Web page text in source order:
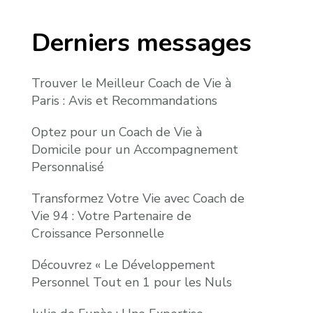
Derniers messages
Trouver le Meilleur Coach de Vie à
Paris : Avis et Recommandations
Optez pour un Coach de Vie à
Domicile pour un Accompagnement
Personnalisé
Transformez Votre Vie avec Coach de
Vie 94 : Votre Partenaire de
Croissance Personnelle
Découvrez « Le Développement
Personnel Tout en 1 pour les Nuls